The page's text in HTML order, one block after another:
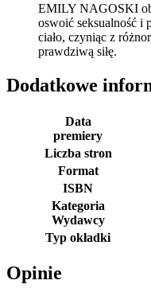
EMILY NAGOSKI
oswoić seksualność i
ciało, czyniąc z
prawdziwą siłę.
Dodatkowe
Data
premiery
Liczba stron
Format
ISBN
Kategoria
Wydawcy
Typ okładki
Opinie